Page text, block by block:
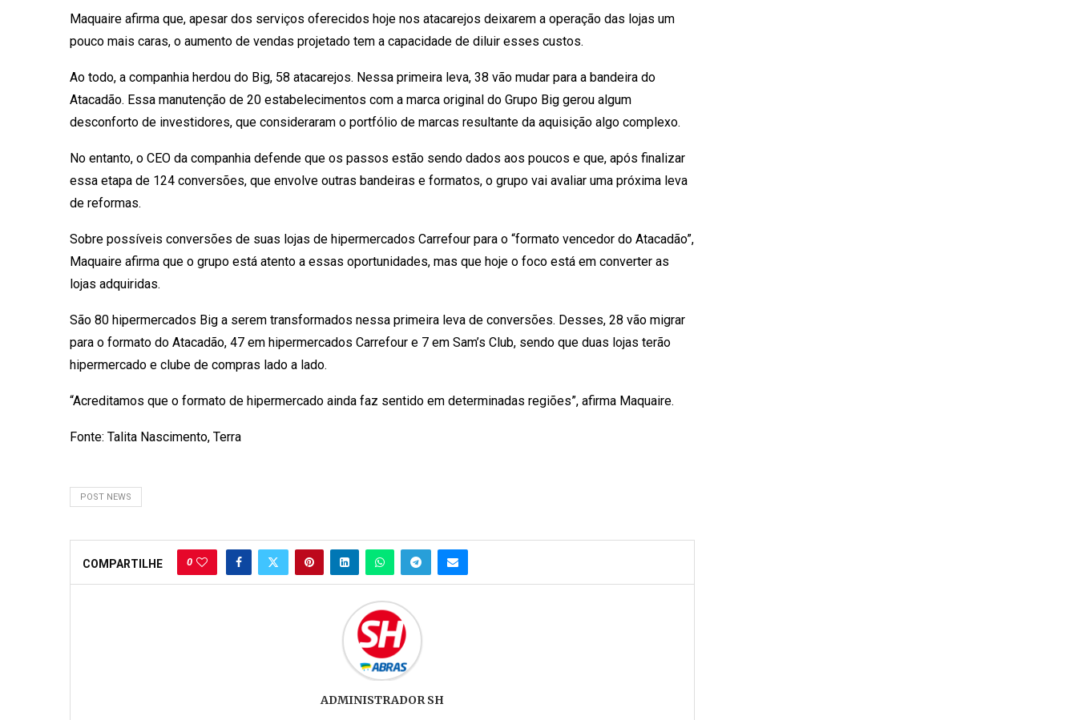
Maquaire afirma que, apesar dos serviços oferecidos hoje nos atacarejos deixarem a operação das lojas um
pouco mais caras, o aumento de vendas projetado tem a capacidade de diluir esses custos.
Ao todo, a companhia herdou do Big, 58 atacarejos. Nessa primeira leva, 38 vão mudar para a bandeira do
Atacadão. Essa manutenção de 20 estabelecimentos com a marca original do Grupo Big gerou algum
desconforto de investidores, que consideraram o portfólio de marcas resultante da aquisição algo complexo.
No entanto, o CEO da companhia defende que os passos estão sendo dados aos poucos e que, após finalizar
essa etapa de 124 conversões, que envolve outras bandeiras e formatos, o grupo vai avaliar uma próxima leva
de reformas.
Sobre possíveis conversões de suas lojas de hipermercados Carrefour para o “formato vencedor do Atacadão”,
Maquaire afirma que o grupo está atento a essas oportunidades, mas que hoje o foco está em converter as
lojas adquiridas.
São 80 hipermercados Big a serem transformados nessa primeira leva de conversões. Desses, 28 vão migrar
para o formato do Atacadão, 47 em hipermercados Carrefour e 7 em Sam’s Club, sendo que duas lojas terão
hipermercado e clube de compras lado a lado.
“Acreditamos que o formato de hipermercado ainda faz sentido em determinadas regiões”, afirma Maquaire.
Fonte: Talita Nascimento, Terra
POST NEWS
COMPARTILHE 0
ADMINISTRADOR SH